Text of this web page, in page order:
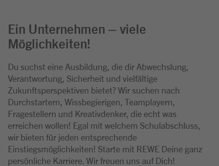
Ein Unternehmen – viele
Möglichkeiten!
Du suchst eine Ausbildung, die dir Abwechslung,
Verantwortung, Sicherheit und vielfältige
Zukunftsperspektiven bietet? Wir suchen nach
Durchstartern, Wissbegierigen, Teamplayern,
Fragestellern und Kreativdenker, die echt was
erreichen wollen! Egal mit welchem Schulabschluss,
wir bieten für jeden entsprechende
Einstiegsmöglichkeiten! Starte mit REWE Deine ganz
persönliche Karriere. Wir freuen uns auf Dich!